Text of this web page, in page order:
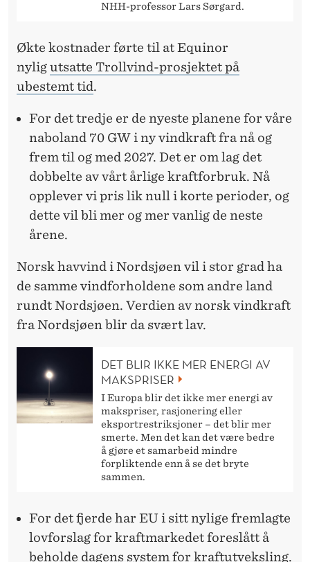
NHH-professor Lars Sørgard.
Økte kostnader førte til at Equinor
nyligutsatte Trollvind-prosjektet på
ubestemt tid.
For det tredje er de nyeste planene for våre
naboland 70 GW i ny vindkraft fra nå og
frem til og med 2027. Det er om lag det
dobbelte av vårt årlige kraftforbruk. Nå
opplever vi pris lik null i korte perioder, og
dette vil bli mer og mer vanlig de neste
årene.
Norsk havvind i Nordsjøen vil i stor grad ha
de samme vindforholdene som andre land
rundt Nordsjøen. Verdien av norsk vindkraft
fra Nordsjøen blir da svært lav.
DET BLIR IKKE MER ENERGI AV
MAKSPRISER
I Europa blir det ikke mer energi av
makspriser, rasjonering eller
eksportrestriksjoner – det blir mer
smerte. Men det kan det være bedre
å gjøre et samarbeid mindre
forpliktende enn å se det bryte
sammen.
For det fjerde har EU i sitt nylige fremlagte
lovforslag for kraftmarkedet foreslått å
beholde dagens system for kraftutveksling.